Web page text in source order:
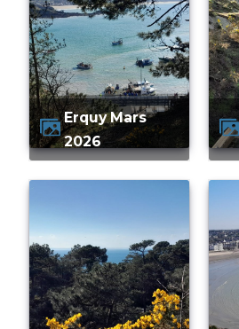
Erquy Mars
2026